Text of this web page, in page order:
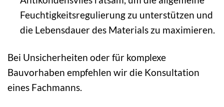
Feuchtigkeitsregulierung zu unterstützen und
die Lebensdauer des Materials zu maximieren.
Bei Unsicherheiten oder für komplexe
Bauvorhaben empfehlen wir die Konsultation
eines Fachmanns.